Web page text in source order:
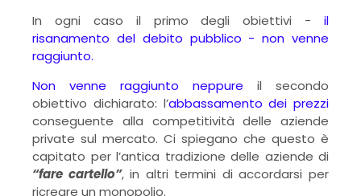
In ogni caso il primo degli obiettivi - il
risanamento del debito pubblico - non venne
raggiunto.
Non venne raggiunto neppure il secondo
obiettivo dichiarato: l’abbassamento dei prezzi
conseguente alla competitività delle aziende
private sul mercato. Ci spiegano che questo è
capitato per l’antica tradizione delle aziende di
“fare cartello”, in altri termini di accordarsi per
ricreare un monopolio.